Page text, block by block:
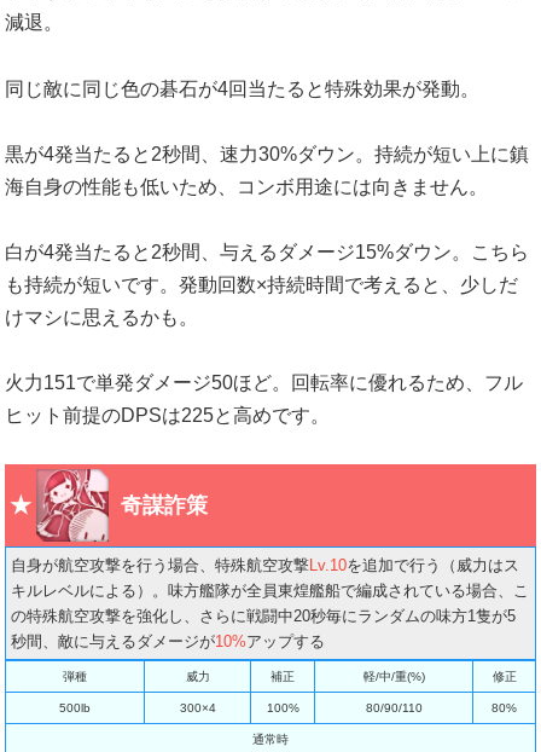
減退。
同じ敵に同じ色の碁石が4回当たると特殊効果が発動。
黒が4発当たると2秒間、速力30%ダウン。持続が短い上に鎮
海自身の性能も低いため、コンボ用途には向きません。
白が4発当たると2秒間、与えるダメージ15%ダウン。こちら
も持続が短いです。発動回数×持続時間で考えると、少しだ
けマシに思えるかも。
火力151で単発ダメージ50ほど。回転率に優れるため、フル
ヒット前提のDPSは225と高めです。
奇謀詐策
自身が航空攻撃を行う場合、特殊航空攻撃Lv.10を追加で行う（威力はス
キルレベルによる）。味方艦隊が全員東煌艦船で編成されている場合、こ
の特殊航空攻撃を強化し、さらに戦闘中20秒毎にランダムの味方1隻が5
秒間、敵に与えるダメージが10%アップする
弾種 威力 補正 軽/中/重(%) 修正
500lb 300×4 100% 80/90/110 80%
通常時